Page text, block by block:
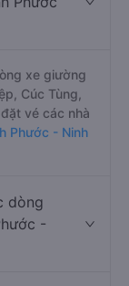
xe giường
Cúc Tùng,
vé các nhà
Phước - Ninh
dòng
-